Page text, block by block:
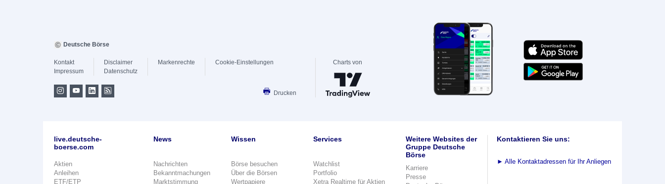
Deutsche Börse
Kontakt
Impressum
Disclaimer
Datenschutz
Markenrechte Cookie-Einstellungen
Drucken
Charts von
live.deutsche-
boerse.com
Aktien
Anleihen
ETF/ETP
News
Nachrichten
Bekanntmachungen
Marktstimmung
Wissen
Börse besuchen
Über die Börsen
Wertpapiere
Services
Watchlist
Portfolio
Xetra Realtime für Aktien
Weitere Websites der
Gruppe Deutsche
Börse
Karriere
Presse
Kontaktieren Sie uns:
► Alle Kontaktadressen für Ihr Anliegen